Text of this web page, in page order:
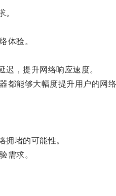
。
体验。
，提升网络响应速度。
能够大幅度提升用户的网
堵的可能性。
需求。